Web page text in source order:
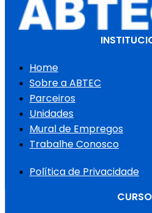
Home
Sobre a ABTEC
Parceiros
Unidades
Mural de Empregos
Trabalhe Conosco
Política de Privacidade